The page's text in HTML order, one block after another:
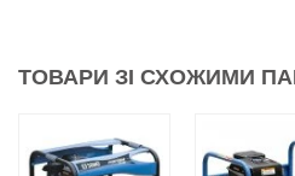
ТОВАРИ ЗІ СХОЖИМИ